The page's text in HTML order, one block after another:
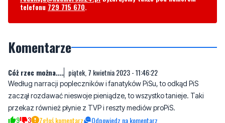
Komentarze
Według narracji popleczników i fanatyków PiSu, to odkąd PiS
przekaz również płynie z TVP i reszty mediów proPiS.
9 3 Zgłoś komentarz Odpowiedz na komentarz
Cóż rzec można.... piątek, 7 kwietnia 2023 - 11:48:07
Gdyby ktoś się dziwił, to na całym świecie wszystko drożeje. Ale za